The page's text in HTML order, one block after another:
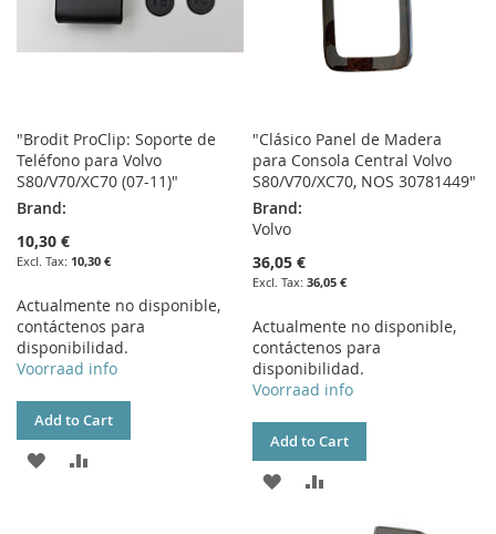
"Brodit ProClip: Soporte de
Teléfono para Volvo
S80/V70/XC70 (07-11)"
Brand:
10,30 €
10,30 €
Actualmente no disponible,
contáctenos para
disponibilidad.
Voorraad info
Add to Cart
ADD
"Clásico Panel de Madera
para Consola Central Volvo
S80/V70/XC70, NOS 30781449"
Brand:
Volvo
36,05 €
36,05 €
Actualmente no disponible,
contáctenos para
disponibilidad.
Voorraad info
Add to Cart
ADD